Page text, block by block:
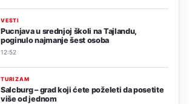
VESTI
Pucnjava u srednjoj školi na Tajlandu,
poginulo najmanje šest osoba
12:52
TURIZAM
Salcburg – grad koji ćete poželeti da posetite
više od jednom